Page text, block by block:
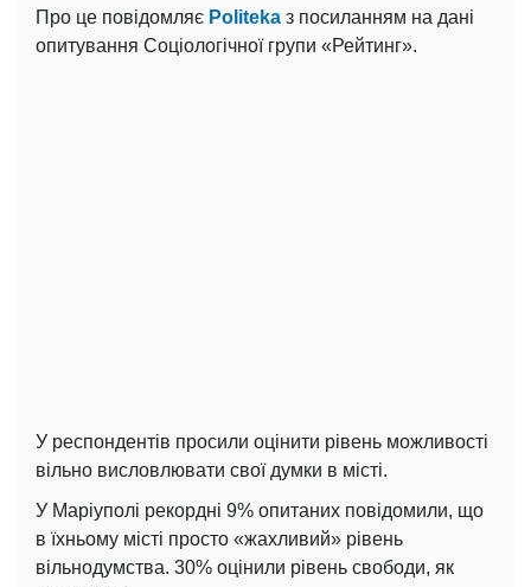
Про це повідомляє Politeka з посиланням на дані
опитування Соціологічної групи «Рейтинг».
У респондентів просили оцінити рівень можливості
вільно висловлювати свої думки в місті.
У Маріуполі рекордні 9% опитаних повідомили, що
в їхньому місті просто «жахливий» рівень
вільнодумства. 30% оцінили рівень свободи, як